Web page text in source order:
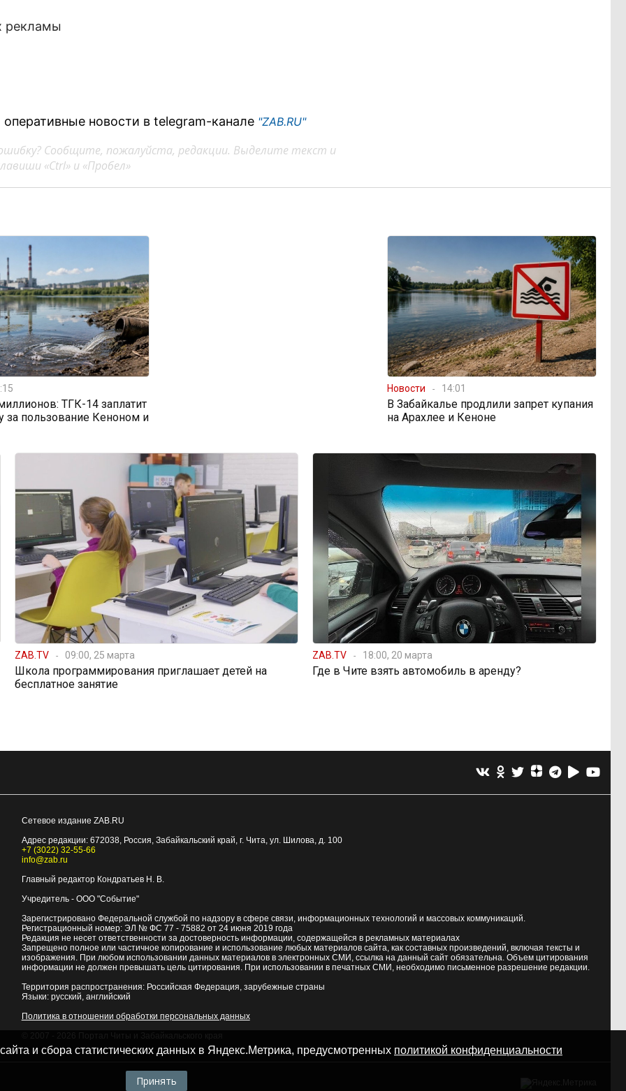
рекламы
новости в telegram-канале "ZAB.RU"
Сообщите, пожалуйста, редакции. Выделите текст и
«Ctrl» и «Пробел»
ТГК-14 заплатит
за пользование Кеноном и
Новости 14:01
В Забайкалье продлили запрет купания
на Арахлее и Кеноне
ZAB.TV 09:00, 25 марта
Школа программирования приглашает детей на
бесплатное занятие
ZAB.TV 18:00, 20 марта
Где в Чите взять автомобиль в аренду?
Сетевое издание ZAB.RU
Адрес редакции: 672038, Россия, Забайкальский край, г. Чита, ул. Шилова, д. 100
+7 (3022) 32-55-66
info@zab.ru
Главный редактор Кондратьев Н. В.
Учредитель - ООО "Событие"
Зарегистрировано Федеральной службой по надзору в сфере связи, информационных технологий и массовых коммуникаций.
Регистрационный номер: ЭЛ № ФС 77 - 75882 от 24 июня 2019 года
Редакция не несет ответственности за достоверность информации, содержащейся в рекламных материалах
Запрещено полное или частичное копирование и использование любых материалов сайта, как составных произведений, включая тексты и
изображения. При любом использовании данных материалов в электронных СМИ, ссылка на данный сайт обязательна. Объем цитирования
информации не должен превышать цель цитирования. При использовании в печатных СМИ, необходимо письменное разрешение редакции.
Территория распространения: Российская Федерация, зарубежные страны
Языки: русский, английский
Политика в отношении обработки персональных данных
и сбора статистических данных в Яндекс.Метрика, предусмотренных политикой конфиденциальности
Принять